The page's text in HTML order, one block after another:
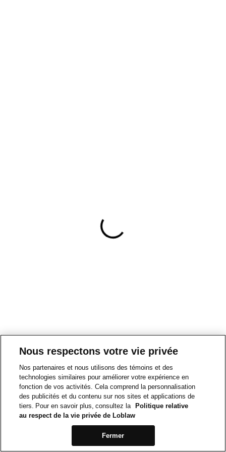
Nous respectons votre vie privée
Nos partenaires et nous utilisons des témoins et des
technologies similaires pour améliorer votre expérience en
fonction de vos activités. Cela comprend la personnalisation
des publicités et du contenu sur nos sites et applications de
tiers. Pour en savoir plus, consultez la
Politique relative
au respect de la vie privée de Loblaw
Fermer